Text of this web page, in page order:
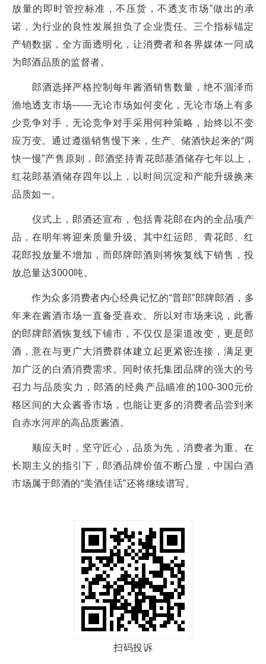
放量的即时管控标准，不压货，不透支市场”做出的承
诺，为行业的良性发展担负了企业责任。三个指标锚定
产销数据，全方面透明化，让消费者和各界媒体一同成
为郎酒品质的监督者。
郎酒选择严格控制每年酱酒销售数量，绝不涸泽而
渔地透支市场——无论市场如何变化，无论市场上有多
少竞争对手，无论竞争对手采用何种策略，始终以不变
应万变。通过遵循销售慢下来，生产、储酒快起来的“两
快一慢”产售原则，郎酒坚持青花郎基酒储存七年以上，
红花郎基酒储存四年以上，以时间沉淀和产能升级换来
品质如一。
仪式上，郎酒还宣布，包括青花郎在内的全品项产
品，在明年将迎来质量升级。其中红运郎、青花郎、红
花郎投放量不增加，而郎牌郎酒则将恢复线下销售，投
放总量达3000吨。
作为众多消费者内心经典记忆的“普郎”郎牌郎酒，多
年来在酱酒市场一直备受喜欢。所以对市场来说，此番
的郎牌郎酒恢复线下铺市，不仅仅是渠道改变，更是郎
酒，意在与更广大消费群体建立起更紧密连接，满足更
加广泛的白酒消费需求。同时依托集团品牌的强大的号
召力与品质实力，郎酒的经典产品瞄准的100-300元价
格区间的大众酱香市场，也能让更多的消费者品尝到来
自赤水河岸的高品质酱酒。
顺应天时，坚守匠心，品质为先，消费者为重。在
长期主义的指引下，郎酒品牌价值不断凸显，中国白酒
市场属于郎酒的“美酒佳话”还将继续谱写。
扫码投诉